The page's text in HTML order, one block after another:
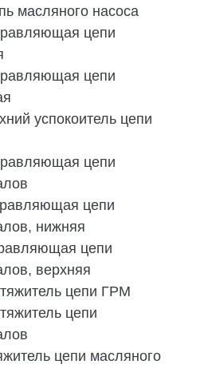
масляного насоса
цепи
цепи
успокоитель цепи
цепи
цепи
нижняя
цепи
верхняя
цепи ГРМ
цепи
цепи масляного